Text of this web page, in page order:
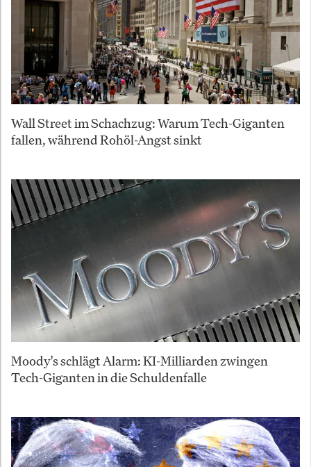
Wall Street im Schachzug: Warum Tech-Giganten
fallen, während Rohöl-Angst sinkt
Moody's schlägt Alarm: KI-Milliarden zwingen
Tech-Giganten in die Schuldenfalle